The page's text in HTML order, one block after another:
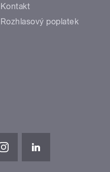
Kontakt
Rozhlasový poplatek